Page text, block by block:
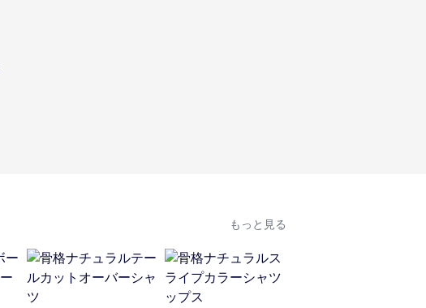
もっと見る